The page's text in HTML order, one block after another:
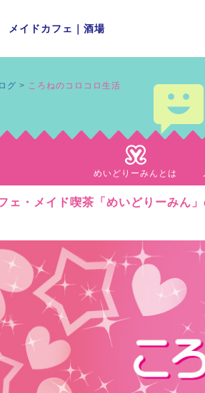
メイドカフェ ｜ 酒場
めいどりーみんとは
ェ・メイド喫茶「めいどりーみん
グ ころねのコロコロ生活